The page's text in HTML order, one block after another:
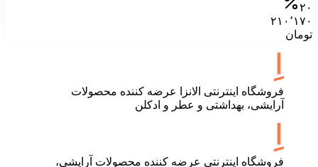
۲۰
۲۱۰٬۱۷۰
تومان
فروشگاه اینترنتی الانزا عرضه کننده محصولات
آرایشی، بهداشتی و عطر و ادکلن
فروشگاه اینترنتی عرضه کننده محصولات آرایشی،